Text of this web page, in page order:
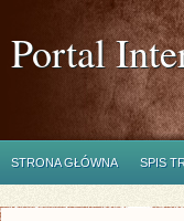
Portal
STRONA GŁÓWNA SPIS